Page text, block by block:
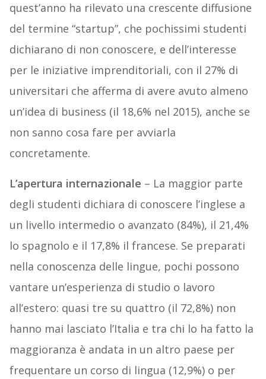
quest’anno ha rilevato una crescente diffusione
del termine “startup”, che pochissimi studenti
dichiarano di non conoscere, e dell’interesse
per le iniziative imprenditoriali, con il 27% di
universitari che afferma di avere avuto almeno
un’idea di business (il 18,6% nel 2015), anche se
non sanno cosa fare per avviarla
concretamente.
L’apertura internazionale – La maggior parte
degli studenti dichiara di conoscere l’inglese a
un livello intermedio o avanzato (84%), il 21,4%
lo spagnolo e il 17,8% il francese. Se preparati
nella conoscenza delle lingue, pochi possono
vantare un’esperienza di studio o lavoro
all’estero: quasi tre su quattro (il 72,8%) non
hanno mai lasciato l’Italia e tra chi lo ha fatto la
maggioranza è andata in un altro paese per
frequentare un corso di lingua (12,9%) o per